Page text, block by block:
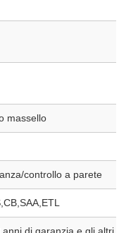
massello
controllo a parete